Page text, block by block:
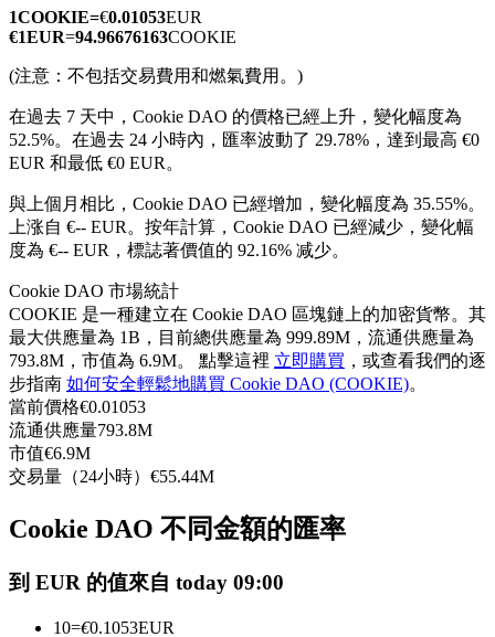
美股、外匯、貴金屬及大宗商品衍生性商品
USDC永續
多種以USDC結算的永續合約
1COOKIE=€0.01053EUR
€1EUR=94.96676163COOKIE
(注意：不包括交易費用和燃氣費用。)
在過去 7 天中，Cookie DAO 的價格已經上升，變化幅度為
52.5%。 在過去 24 小時內，匯率波動了 29.78%，達到最高 €0
EUR 和最低 €0 EUR。
與上個月相比，Cookie DAO 已經增加，變化幅度為 35.55%。
上涨自 €-- EUR。 按年計算，Cookie DAO 已經減少，變化幅
度為 €-- EUR，標誌著價值的 92.16% 减少。
Cookie DAO 市場統計
COOKIE 是一種建立在 Cookie DAO 區塊鏈上的加密貨幣。其
最大供應量為 1B，目前總供應量為 999.89M，流通供應量為
793.8M，市值為 6.9M。 點擊這裡 立即購買 ，或查看我們的逐
步指南 如何安全輕鬆地購買 Cookie DAO (COOKIE)。
當前價格€0.01053
流通供應量793.8M
市值€6.9M
交易量（24小時） €55.44M
Cookie DAO 不同金額的匯率
到 EUR 的值來自 today 09:00
10=€0.1053EUR